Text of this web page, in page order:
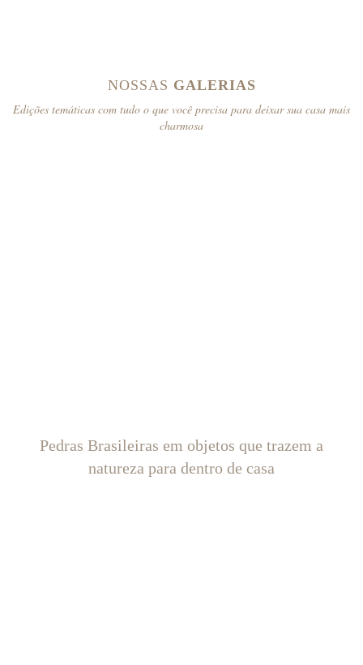
NOSSAS GALERIAS
Edições temáticas com tudo o que você precisa para deixar sua casa mais
charmosa
Pedras Brasileiras em objetos que trazem a
natureza para dentro de casa